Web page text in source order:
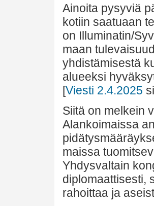
Ainoita pysyviä
kotiin saatuaan
on Illuminatin/
maan
yhdistämisestä
alueeksi
[Viesti 2.4.2025
Siitä on melkein
Alankoimaissa
maissa
Yhdysvaltain
diplomaattisesti,
rahoittaa ja